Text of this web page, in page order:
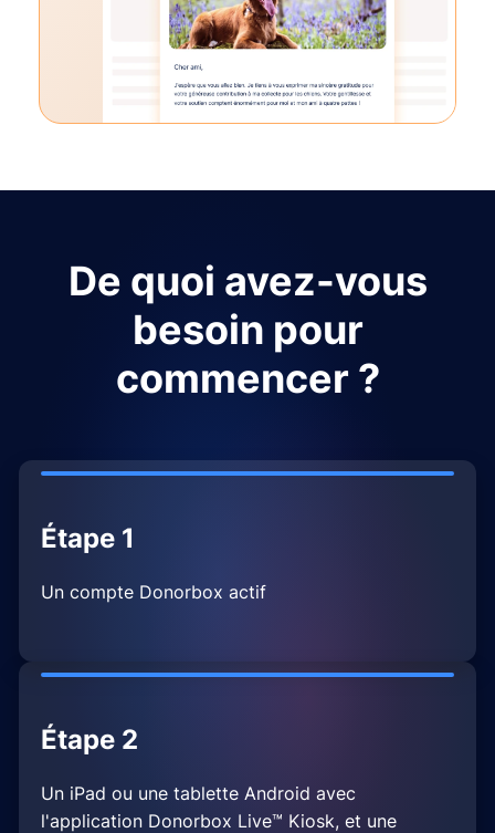
De quoi avez-vous
besoin pour
commencer ?
Étape 1
Un compte Donorbox actif
Étape 2
Un iPad ou une tablette Android avec
l'application Donorbox Live™ Kiosk, et une